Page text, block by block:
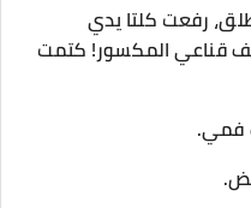
رفعت كلتا يدي
قناعي المكسور! كتمت
فمي.